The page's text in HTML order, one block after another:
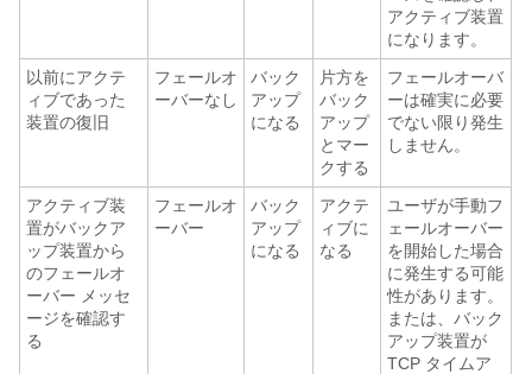
アクティブ装置
になります。
以前にアクテ
ィブであった
装置の復旧
フェールオ
ーバーなし
バック
アップ
になる
片方を
バック
アップ
とマー
クする
フェールオーバ
ーは確実に必要
でない限り発生
しません。
アクティブ装
置がバックア
ップ装置から
のフェールオ
ーバー メッセ
ージを確認す
る
フェールオ
ーバー
バック
アップ
になる
アクテ
ィブに
なる
ユーザが手動フ
ェールオーバー
を開始した場合
に発生する可能
性があります。
または、バック
アップ装置が
TCP タイムア